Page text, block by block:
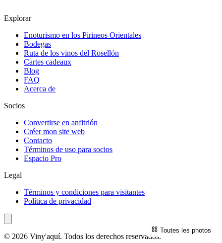
Toutes les photos
Explorar
Enoturismo en los Pirineos Orientales
Bodegas
Ruta de los vinos del Rosellón
Cartes cadeaux
Blog
FAQ
Acerca de
Socios
Convertirse en anfitrión
Créer mon site web
Contacto
Términos de uso para socios
Espacio Pro
Legal
Términos y condiciones para visitantes
Política de privacidad
© 2026 Viny'aquí. Todos los derechos reservados.